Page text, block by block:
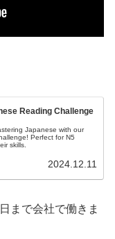
Reading Challenge
Japanese with our
Perfect for N5
skills.
2024.12.11
まで会社で働きま